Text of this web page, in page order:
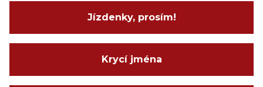
Jízdenky, prosím!
Krycí jména